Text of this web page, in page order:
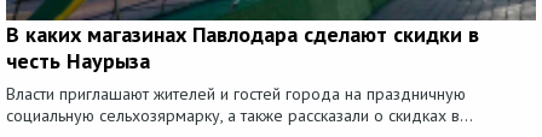
В каких магазинах Павлодара сделают скидки в
честь Наурыза
Власти приглашают жителей и гостей города на праздничную
социальную сельхозярмарку, а также рассказали о скидках в...